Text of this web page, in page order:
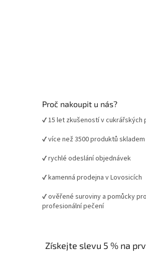
Proč nakoupit u nás?
✔ 15 let zkušeností v cukrářských
✔ více než 3500 produktů skladem
✔ rychlé odeslání objednávek
✔ kamenná prodejna v Lovosicích
✔ ověřené suroviny a pomůcky
profesionální pečení
Získejte slevu 5 % na